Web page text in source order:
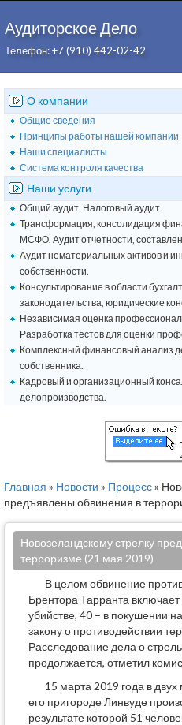
Аудиторское Дело
Телефон: +7 (910) 442-02-42
О компании
Общие сведения
Принципы работы нашей компании
Наши специалисты
Система контроля качества
Наши услуги
Общий аудит. Налоговый аудит.
Трансформация, консолидация
МСФО. Аудит отчетности,
Аудит нематериальных активов и
собственности.
Консультирование в области
законодательства, юридические
Независимая оценка
Разработка тестов для оценки
Комплексный финансовый анализ
собственника.
Кадровый и организационный
делопроизводства.
Главная » Новости » Процесс»
предъявлены обвинения в
Новозеландскому стрелку
терроризме (21 мая 2019)
В целом обвинение
Брентора Тарранта
убийстве, 40 – в покушении
закону о противодействии
Расследование дела о
продолжается, отметил
15 марта 2019 года в
его пригороде Линвуде
результате которой 51